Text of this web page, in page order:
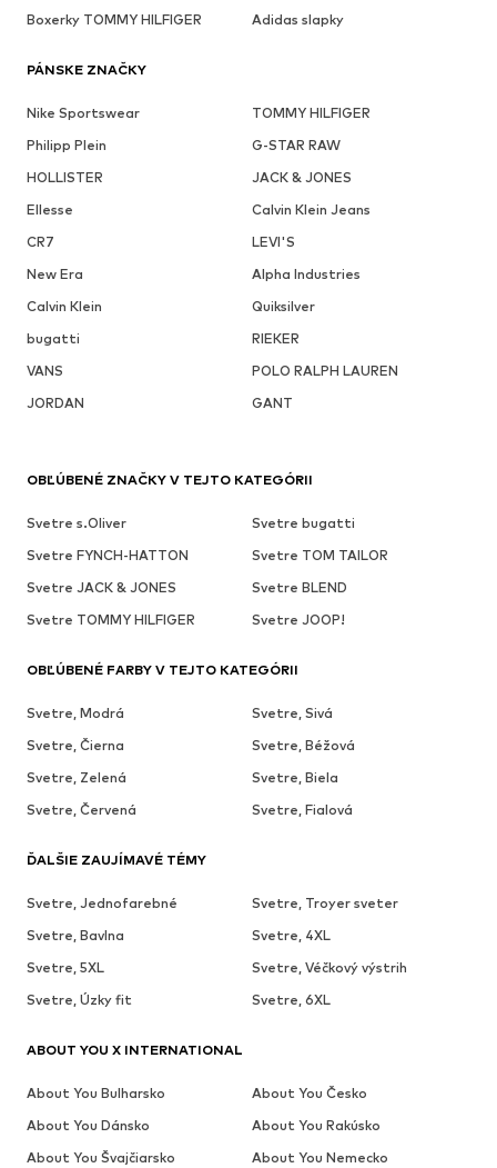
Boxerky TOMMY HILFIGER
Adidas slapky
PÁNSKE ZNAČKY
Nike Sportswear
TOMMY HILFIGER
Philipp Plein
G-STAR RAW
HOLLISTER
JACK & JONES
Ellesse
Calvin Klein Jeans
CR7
LEVI'S
New Era
Alpha Industries
Calvin Klein
Quiksilver
bugatti
RIEKER
VANS
POLO RALPH LAUREN
JORDAN
GANT
OBĽÚBENÉ ZNAČKY V TEJTO KATEGÓRII
Svetre s.Oliver
Svetre bugatti
Svetre FYNCH-HATTON
Svetre TOM TAILOR
Svetre JACK & JONES
Svetre BLEND
Svetre TOMMY HILFIGER
Svetre JOOP!
OBĽÚBENÉ FARBY V TEJTO KATEGÓRII
Svetre, Modrá
Svetre, Sivá
Svetre, Čierna
Svetre, Béžová
Svetre, Zelená
Svetre, Biela
Svetre, Červená
Svetre, Fialová
ĎALŠIE ZAUJÍMAVÉ TÉMY
Svetre, Jednofarebné
Svetre, Troyer sveter
Svetre, Bavlna
Svetre, 4XL
Svetre, 5XL
Svetre, Véčkový výstrih
Svetre, Úzky fit
Svetre, 6XL
ABOUT YOU X INTERNATIONAL
About You Bulharsko
About You Česko
About You Dánsko
About You Rakúsko
About You Švajčiarsko
About You Nemecko